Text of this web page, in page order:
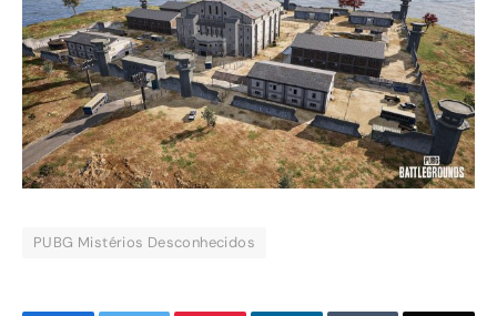
PUBG Mistérios Desconhecidos